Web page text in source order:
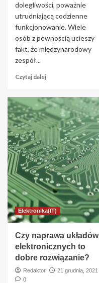
dolegliwości, poważnie
utrudniającą codzienne
funkcjonowanie. Wiele
osób z pewnością ucieszy
fakt, że międzynarodowy
zespół...
Czytaj dalej
Elektronika(IT)
Czy naprawa układów
elektronicznych to
dobre rozwiązanie?
Redaktor
21 grudnia, 2021
0